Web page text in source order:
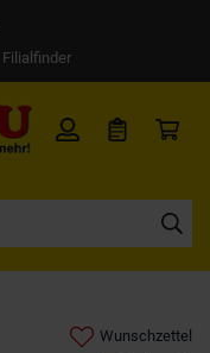
Filialfinder
Wunschzettel